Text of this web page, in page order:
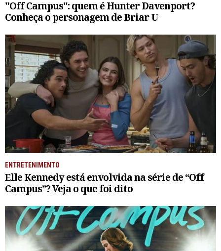
"Off Campus": quem é Hunter Davenport?
Conheça o personagem de Briar U
ENTRETENIMENTO
Elle Kennedy está envolvida na série de “Off
Campus”? Veja o que foi dito